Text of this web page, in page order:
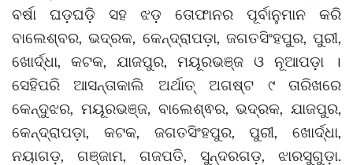
ବର୍ଷା ଘଡ଼ଘଡ଼ି ସହ ଝଡ଼ ତୋଫାନର ପୂର୍ବାନୁମାନ କରି
ବାଲେଶ୍ବର, ଭଦ୍ରକ, କେନ୍ଦ୍ରାପଡ଼ା, ଜଗତସିଂହପୁର, ପୁରୀ,
ଖୋର୍ଦ୍ଧା, କଟକ, ଯାଜପୁର, ମୟୂରଭଞ୍ଜ ଓ ନୂଆପଡ଼ା ।
ସେହିପରି ଆସନ୍ତାକାଲି ଅର୍ଥାତ୍ ଅଗଷ୍ଟ ୯ ତାରିଖରେ
କେନ୍ଦୁଝର, ମୟୂରଭଞ୍ଜ, ବାଲେଶ୍ଵର, ଭଦ୍ରକ, ଯାଜପୁର,
କେନ୍ଦ୍ରାପଡ଼ା, କଟକ, ଜଗତସିଂହପୁର, ପୁରୀ, ଖୋର୍ଦ୍ଧା,
ନୟାଗଡ଼, ଗଞ୍ଜାମ, ଗଜପତି, ସୁନ୍ଦରଗଡ଼, ଝାରସୁଗୁଡ଼ା.